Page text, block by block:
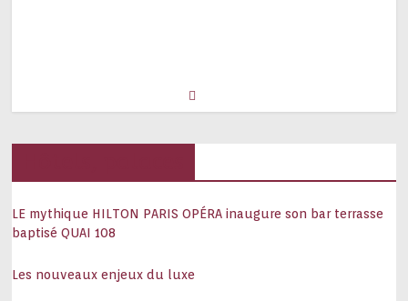
LE mythique HILTON PARIS OPÉRA inaugure son bar terrasse
baptisé QUAI 108
Les nouveaux enjeux du luxe